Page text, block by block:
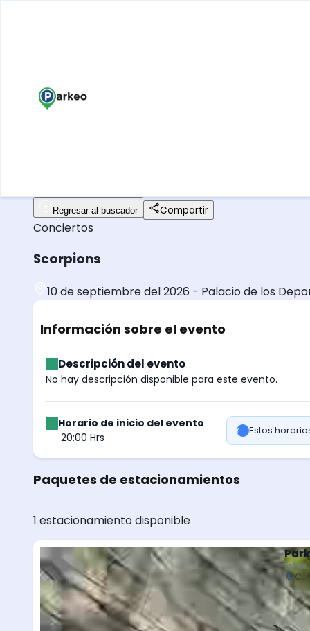
Regresar al buscador Compartir
Conciertos
Scorpions
10 de septiembre del 2026 - Palacio de los
Información sobre el evento
Descripción del evento
No hay descripción disponible para este evento.
Horario de inicio del evento
20:00 Hrs
Estos
Paquetes de estacionamientos
1 estacionamiento disponible
C.